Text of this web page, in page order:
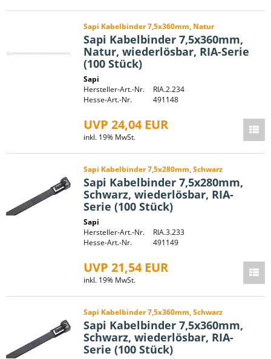
Sapi Kabelbinder 7,5x360mm, Natur
Sapi Kabelbinder 7,5x360mm,
Natur, wiederlösbar, RIA-Serie
(100 Stück)
Sapi
Hersteller-Art.-Nr.
RIA.2.234
Hesse-Art.-Nr.
491148
UVP 24,04 EUR
inkl. 19% MwSt.
Sapi Kabelbinder 7,5x280mm, Schwarz
Sapi Kabelbinder 7,5x280mm,
Schwarz, wiederlösbar, RIA-
Serie (100 Stück)
Sapi
Hersteller-Art.-Nr.
RIA.3.233
Hesse-Art.-Nr.
491149
UVP 21,54 EUR
inkl. 19% MwSt.
Sapi Kabelbinder 7,5x360mm, Schwarz
Sapi Kabelbinder 7,5x360mm,
Schwarz, wiederlösbar, RIA-
Serie (100 Stück)